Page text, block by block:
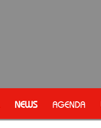
NEWS AGENDA